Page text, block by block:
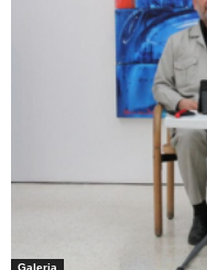
Galeria